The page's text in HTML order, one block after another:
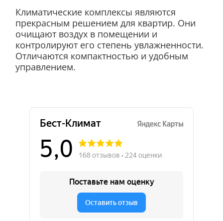
Климатические комплексы являются
прекрасным решением для квартир. Они
очищают воздух в помещении и
контролируют его степень увлажненности.
Отличаются компактностью и удобным
управлением.